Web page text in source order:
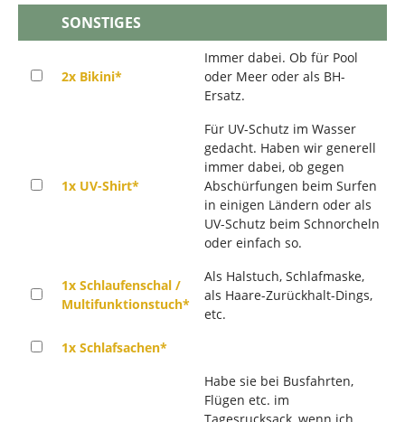
SONSTIGES
2x Bikini*
Immer dabei. Ob für Pool
oder Meer oder als BH-
Ersatz.
1x UV-Shirt*
Für UV-Schutz im Wasser
gedacht. Haben wir generell
immer dabei, ob gegen
Abschürfungen beim Surfen
in einigen Ländern oder als
UV-Schutz beim Schnorcheln
oder einfach so.
1x Schlaufenschal /
Multifunktionstuch*
Als Halstuch, Schlafmaske,
als Haare-Zurückhalt-Dings,
etc.
1x Schlafsachen*
Habe sie bei Busfahrten,
Flügen etc. im